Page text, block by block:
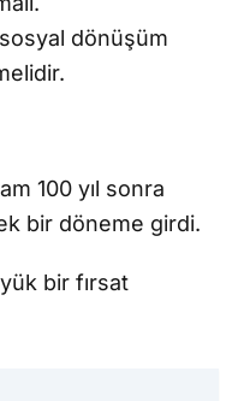
dönüşüm
100 yıl sonra
bir döneme girdi.
bir fırsat